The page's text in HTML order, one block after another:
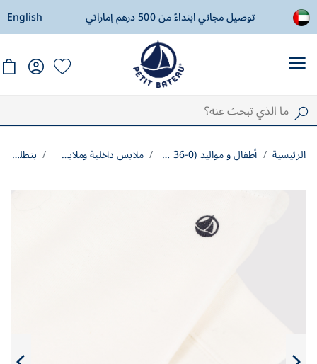
توصيل مجاني ابتداءً من 500 درهم إماراتي English
الرئيسية أطفال و مواليد (0-36 شهرًا) ملابس داخلية وملابس نوم بنطلون